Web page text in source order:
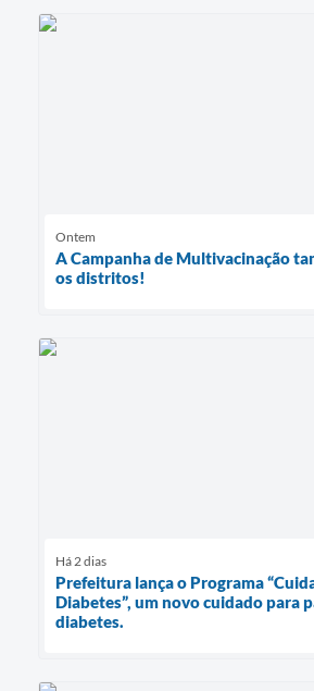
Ontem
A Campanha de Multivacinação
os distritos!
Há 2 dias
Prefeitura lança o Programa
Diabetes”, um novo cuidado para
diabetes.